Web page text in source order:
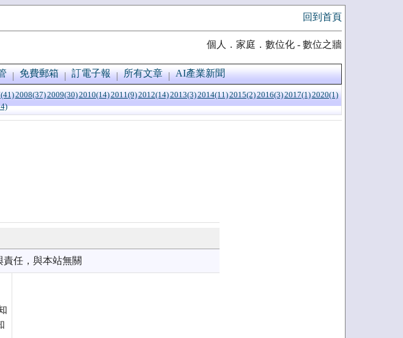
回到首頁
個人．家庭．數位化 - 數位之牆
免費郵箱 訂電子報 所有文章 AI產業新聞
2008(37)2009(30)2010(14)2011(9)2012(14)2013(3)2014(11)2015(2)2016(3)2017(1)2020(1)
責任，與本站無關